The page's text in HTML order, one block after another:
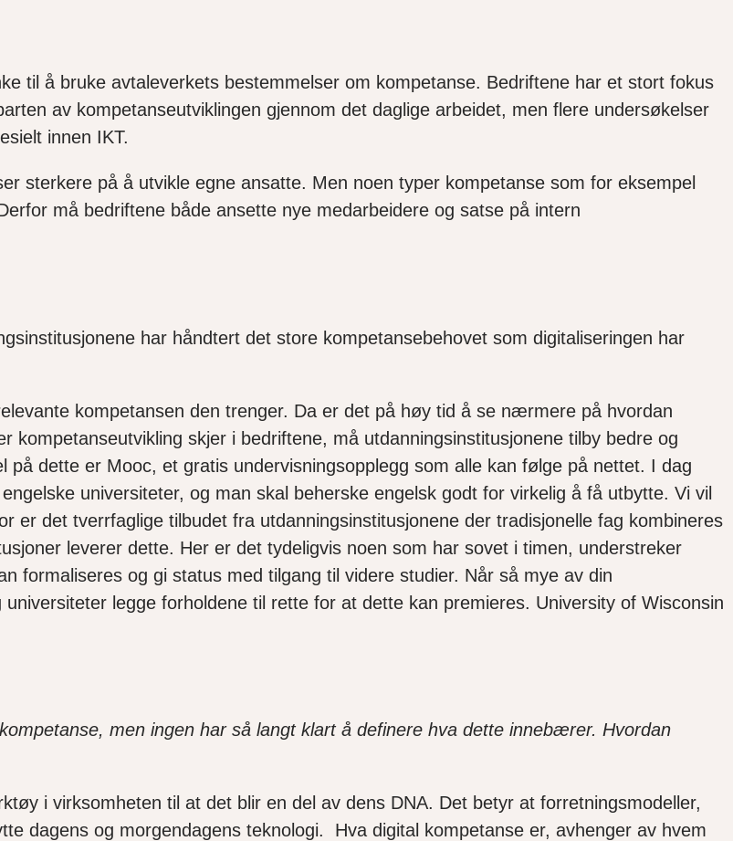
til å bruke avtaleverkets bestemmelser om kompetanse. Bedriftene har et stort fokus
av kompetanseutviklingen gjennom det daglige arbeidet, men flere undersøkelser
innen IKT.
sterkere på å utvikle egne ansatte. Men noen typer kompetanse som for eksempel
må bedriftene både ansette nye medarbeidere og satse på intern
har håndtert det store kompetansebehovet som digitaliseringen har
kompetansen den trenger. Da er det på høy tid å se nærmere på hvordan
skjer i bedriftene, må utdanningsinstitusjonene tilby bedre og
dette er Mooc, et gratis undervisningsopplegg som alle kan følge på nettet. I dag
universiteter, og man skal beherske engelsk godt for virkelig å få utbytte. Vi vil
er det tverrfaglige tilbudet fra utdanningsinstitusjonene der tradisjonelle fag kombineres
leverer dette. Her er det tydeligvis noen som har sovet i timen, understreker
formaliseres og gi status med tilgang til videre studier. Når så mye av din
legge forholdene til rette for at dette kan premieres. University of Wisconsin
men ingen har så langt klart å definere hva dette innebærer. Hvordan
i virksomheten til at det blir en del av dens DNA. Det betyr at forretningsmodeller,
dagens og morgendagens teknologi. Hva digital kompetanse er, avhenger av hvem